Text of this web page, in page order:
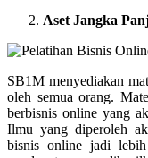
Aset Jangka
SB1M menyediakan
oleh semua orang.
berbisnis online yang
Ilmu yang diperoleh
bisnis online jadi lebih